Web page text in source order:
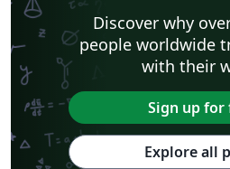
Discover why
people worldwide
with their
Sign up for
Explore all